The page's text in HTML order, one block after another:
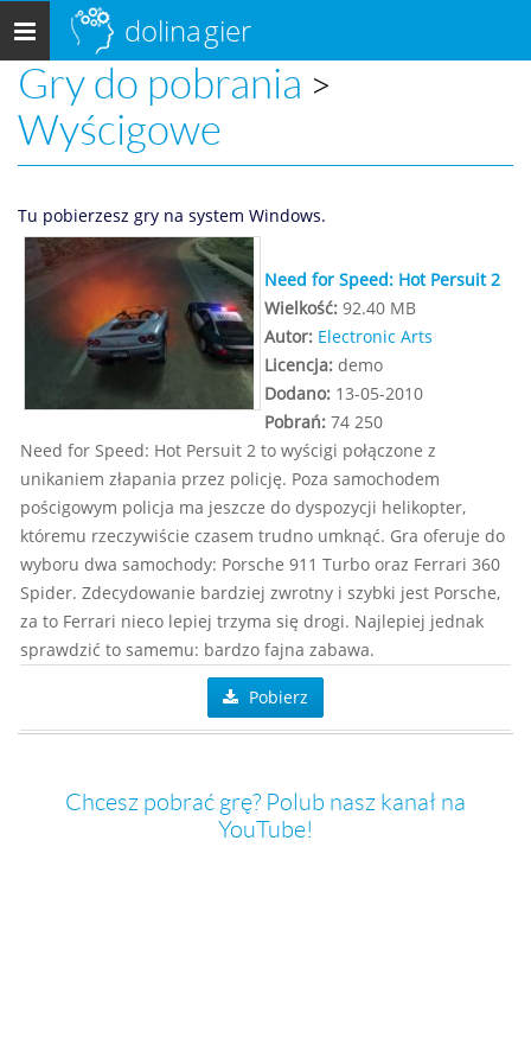
Menu
główne
dolinagier
Gry do pobrania >
Wyścigowe
Tu pobierzesz gry na system Windows.
Need for Speed: Hot Persuit 2
Wielkość: 92.40 MB
Autor: Electronic Arts
Licencja: demo
Dodano: 13-05-2010
Pobrań: 74 250
Need for Speed: Hot Persuit 2 to wyścigi połączone z
unikaniem złapania przez policję. Poza samochodem
pościgowym policja ma jeszcze do dyspozycji helikopter,
któremu rzeczywiście czasem trudno umknąć. Gra oferuje do
wyboru dwa samochody: Porsche 911 Turbo oraz Ferrari 360
Spider. Zdecydowanie bardziej zwrotny i szybki jest Porsche,
za to Ferrari nieco lepiej trzyma się drogi. Najlepiej jednak
sprawdzić to samemu: bardzo fajna zabawa.
Pobierz
Chcesz pobrać grę? Polub nasz kanał na
YouTube!